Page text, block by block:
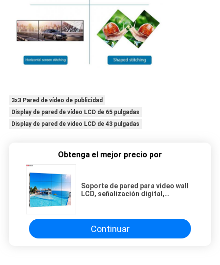
3x3 Pared de vídeo de publicidad
Display de pared de vídeo LCD de 65 pulgadas
Display de pared de video LCD de 43 pulgadas
Obtenga el mejor precio por
Soporte de pared para video wall
LCD, señalización digital,
Continuar